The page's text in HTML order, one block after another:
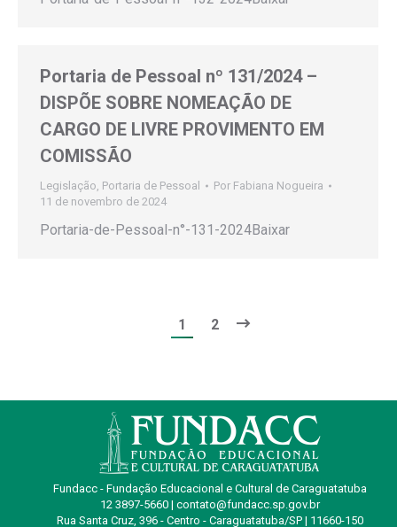
Portaria de Pessoal nº 131/2024 –
DISPÕE SOBRE NOMEAÇÃO DE
CARGO DE LIVRE PROVIMENTO EM
COMISSÃO
Legislação, Portaria de Pessoal Por Fabiana Nogueira
11 de novembro de 2024
Portaria-de-Pessoal-n°-131-2024Baixar
1 2
Fundacc - Fundação Educacional e Cultural de Caraguatatuba
12 3897-5660 | contato@fundacc.sp.gov.br
Rua Santa Cruz, 396 - Centro - Caraguatatuba/SP | 11660-150